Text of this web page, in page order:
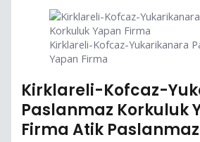
Kirklareli-Kofcaz-Yukarikanara
Yapan Firma
Kirklareli-Kofcaz-
Paslanmaz Korkuluk
Firma Atik